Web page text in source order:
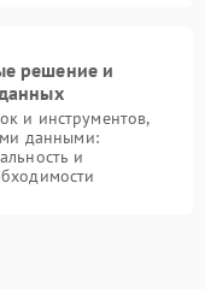
решение и
и инструментов,
данными:
и